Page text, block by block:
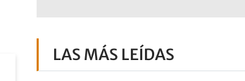
LAS MÁS LEÍDAS